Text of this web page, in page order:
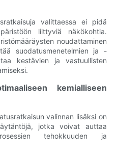
valittaessa ei pidä
liittyviä näkökohtia.
noudattaminen
suodatusmenetelmien ja -
kestävien ja vastuullisten
kemialliseen
valinnan lisäksi on
jotka voivat auttaa
tehokkuuden ja